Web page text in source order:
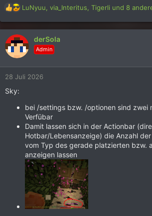
R
k
t
i
n
e
LuNyuu via_Interitus Tigerli und 8
derSola
Admin
28 Juli 2026
Sky:
bei /settings bzw. /optionen sind zwei
Verfübar
Damit lassen sich in der Actionbar
Hotbar/Lebensanzeige) die Anzahl
vom Typ des gerade platzierten bzw.
anzeigen lassen